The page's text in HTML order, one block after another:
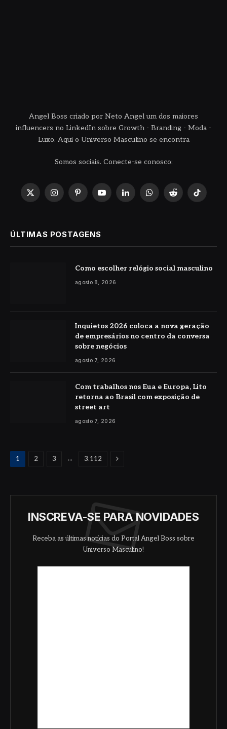
Angel Boss criado por Neto Angel um dos maiores
influencers no LinkedIn sobre Growth - Branding - Moda -
Luxo. Aqui o Universo Masculino se encontra
Somos sociais. Conecte-se conosco:
X
InstagramPinterestYouTubeLinkedInWhatsApp
Reddit TikTok
ÚLTIMAS POSTAGENS
Como escolher relógio social masculino
agosto 8, 2026
Inquietos 2026 coloca a nova geração
de empresários no centro da conversa
sobre negócios
agosto 7, 2026
Com trabalhos nos Eua e Europa, Lito
retorna ao Brasil com exposição de
street art
agosto 7, 2026
1 2 3 ... 3.112 Proximo
INSCREVA-SE PARA NOVIDADES
Receba as últimas notícias do Portal Angel Boss sobre
Universo Masculino!